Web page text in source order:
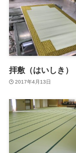
拝敷（はいしき）
2017年4月13日